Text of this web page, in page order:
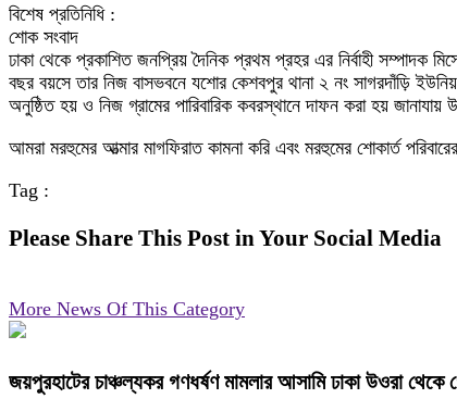
বিশেষ প্রতিনিধি :
শোক সংবাদ
ঢাকা থেকে প্রকাশিত জনপ্রিয় দৈনিক প্রথম প্রহর এর নির্বাহী সম্পাদক
বছর বয়সে তার নিজ বাসভবনে যশোর কেশবপুর থানা ২ নং সাগরদাঁড়ি
অনুষ্ঠিত হয় ও নিজ গ্রামের পারিবারিক কবরস্থানে দাফন করা হয়
আমরা মরহুমের আত্মার মাগফিরাত কামনা করি এবং মরহুমের শোকার্ত
Tag :
Please Share This Post in Your Social Media
More News Of This Category
জয়পুরহাটের চাঞ্চল্যকর গণধর্ষণ মামলার আসামি ঢাকা উওরা থেকে